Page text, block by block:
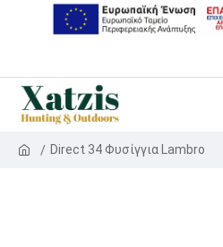
Direct 34 Φυσίγγια Lambro